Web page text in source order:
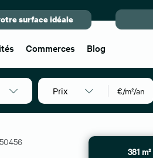
surface idéale
Commerces Blog
Prix €/m²/an
381 m²